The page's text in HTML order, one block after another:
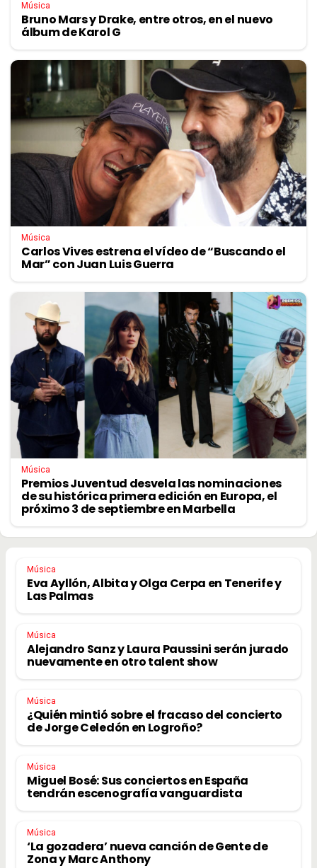
Música
Bruno Mars y Drake, entre otros, en el nuevo
álbum de Karol G
Música
Carlos Vives estrena el vídeo de “Buscando el
Mar” con Juan Luis Guerra
Música
Premios Juventud desvela las nominaciones
de su histórica primera edición en Europa, el
próximo 3 de septiembre en Marbella
Música
Eva Ayllón, Albita y Olga Cerpa en Tenerife y
Las Palmas
Música
Alejandro Sanz y Laura Paussini serán jurado
nuevamente en otro talent show
Música
¿Quién mintió sobre el fracaso del concierto
de Jorge Celedón en Logroño?
Música
Miguel Bosé: Sus conciertos en España
tendrán escenografía vanguardista
Música
‘La gozadera’ nueva canción de Gente de
Zona y Marc Anthony